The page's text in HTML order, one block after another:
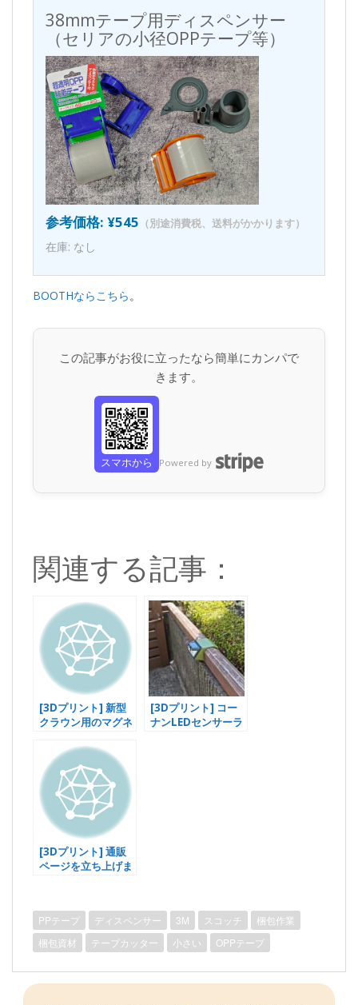
38mmテープ用ディスペンサー
（セリアの小径OPPテープ等）
参考価格: ¥545 （別途消費税、送料がかかります）
在庫: なし
BOOTHならこちら。
この記事がお役に立ったなら簡単にカンパで
きます。
スマホから Powered by
関連する記事：
[3Dプリント] 新型
クラウン用のマグネ
[3Dプリント] コー
ナンLEDセンサーラ
[3Dプリント] 通販
ページを立ち上げま
PPテープ ディスペンサー 3M スコッチ
梱包作業
梱包資材
テープカッター 小さい OPPテープ